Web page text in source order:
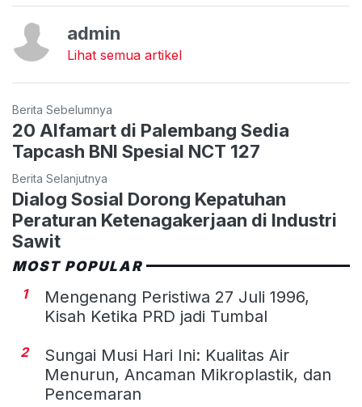
admin
Lihat semua artikel
Berita Sebelumnya
20 Alfamart di Palembang Sedia
Tapcash BNI Spesial NCT 127
Berita Selanjutnya
Dialog Sosial Dorong Kepatuhan
Peraturan Ketenagakerjaan di Industri
Sawit
MOST POPULAR
1
Mengenang Peristiwa 27 Juli 1996,
Kisah Ketika PRD jadi Tumbal
2
Sungai Musi Hari Ini: Kualitas Air
Menurun, Ancaman Mikroplastik, dan
Pencemaran